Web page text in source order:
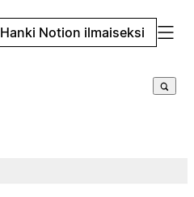
Hanki Notion ilmaiseksi